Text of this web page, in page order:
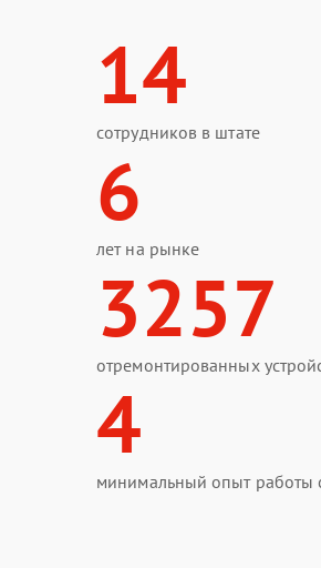
14
сотрудников в штате
6
лет на рынке
3257
отремонтированных
4
минимальный опыт работы